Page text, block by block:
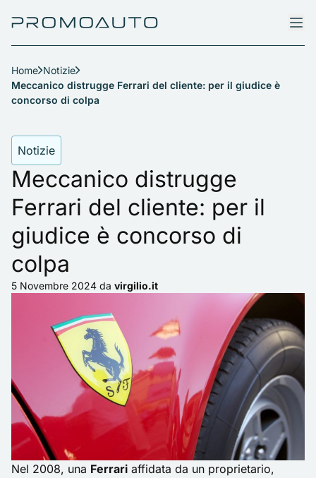
Home Notizie
Meccanico distrugge Ferrari del cliente: per il giudice è
concorso di colpa
Notizie
Meccanico distrugge
Ferrari del cliente: per il
giudice è concorso di
colpa
5 Novembre 2024 da virgilio.it
Nel 2008, una Ferrari affidata da un proprietario,